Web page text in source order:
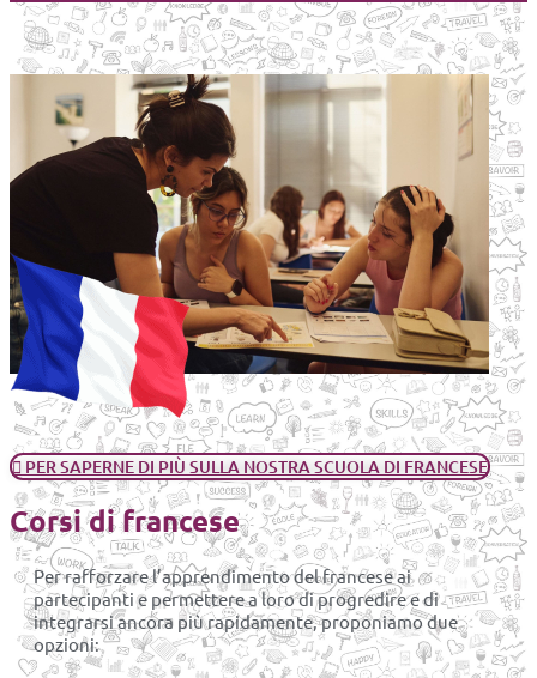
PER SAPERNE DI PIÙ SULLA NOSTRA SCUOLA DI FRANCESE
Corsi di francese
Per rafforzare l’apprendimento del francese ai
partecipanti e permettere a loro di progredire e di
integrarsi ancora più rapidamente, proponiamo due
opzioni: